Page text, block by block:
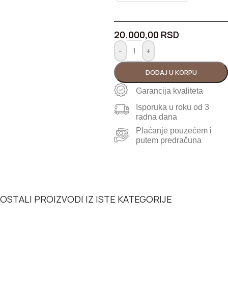
20.000,00 RSD
- +
DODAJ U KORPU
Garancija kvaliteta
Isporuka u roku od 3
radna dana
Plaćanje pouzećem i
putem predračuna
OSTALI PROIZVODI IZ ISTE KATEGORIJE